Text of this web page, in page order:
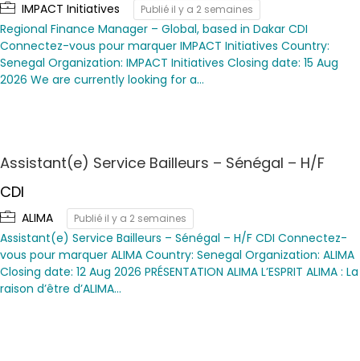
IMPACT Initiatives Publié il y a 2 semaines
Regional Finance Manager – Global, based in Dakar CDI
Connectez-vous pour marquer IMPACT Initiatives Country:
Senegal Organization: IMPACT Initiatives Closing date: 15 Aug
2026 We are currently looking for a…
Assistant(e) Service Bailleurs – Sénégal – H/F
CDI
ALIMA Publié il y a 2 semaines
Assistant(e) Service Bailleurs – Sénégal – H/F CDI Connectez-
vous pour marquer ALIMA Country: Senegal Organization: ALIMA
Closing date: 12 Aug 2026 PRÉSENTATION ALIMA L’ESPRIT ALIMA : La
raison d’être d’ALIMA…